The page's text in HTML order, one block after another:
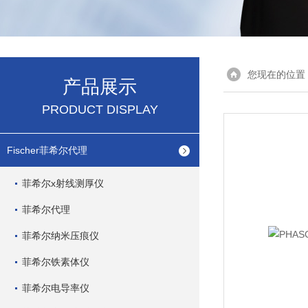
产品展示
PRODUCT DISPLAY
Fischer菲希尔代理
菲希尔x射线测厚仪
菲希尔代理
菲希尔纳米压痕仪
菲希尔铁素体仪
菲希尔电导率仪
您现在的位置